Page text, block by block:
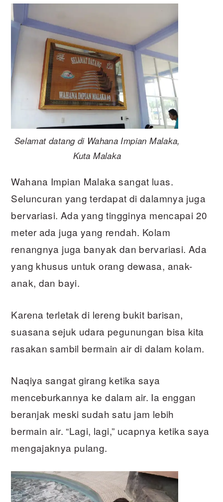
Selamat datang di Wahana Impian Malaka,
Kuta Malaka
Wahana Impian Malaka sangat luas.
Seluncuran yang terdapat di dalamnya juga
bervariasi. Ada yang tingginya mencapai 20
meter ada juga yang rendah. Kolam
renangnya juga banyak dan bervariasi. Ada
yang khusus untuk orang dewasa, anak-
anak, dan bayi.
Karena terletak di lereng bukit barisan,
suasana sejuk udara pegunungan bisa kita
rasakan sambil bermain air di dalam kolam.
Naqiya sangat girang ketika saya
menceburkannya ke dalam air. Ia enggan
beranjak meski sudah satu jam lebih
bermain air. “Lagi, lagi,” ucapnya ketika saya
mengajaknya pulang.